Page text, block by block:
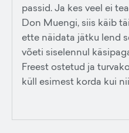
passid. Ja kes veel ei
Don Muengi, siis käib
ette näidata jätku lend
võeti siselennul
Freest ostetud ja
küll esimest korda kui